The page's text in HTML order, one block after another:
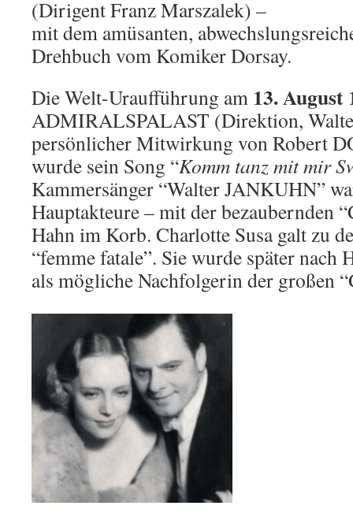
(Dirigent Franz Marszalek) –
mit dem amüsanten,
Drehbuch vom Komiker Dorsay.
Die Welt-Uraufführung am 13. August
ADMIRALSPALAST (Direktion,
persönlicher Mitwirkung von Robert
wurde sein Song “Komm tanz mit mir
Kammersänger “Walter JANKUHN”
Hauptakteure – mit der bezaubernden
Hahn im Korb. Charlotte Susa galt zu
“femme fatale”. Sie wurde später
als mögliche Nachfolgerin der großen